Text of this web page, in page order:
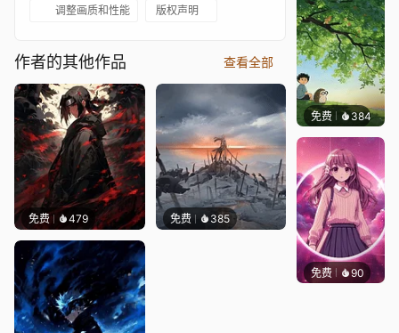
调整画质和性能 版权声明
作者的其他作品 查看全部
免费 479 免费 385
免费 384渔小小
免费 90 S37